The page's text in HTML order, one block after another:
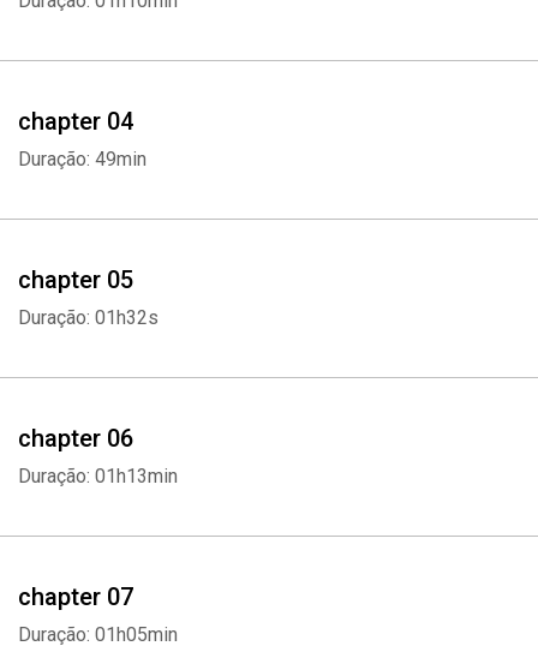
chapter 04
Duração: 49min
chapter 05
Duração: 01h32s
chapter 06
Duração: 01h13min
chapter 07
Duração: 01h05min